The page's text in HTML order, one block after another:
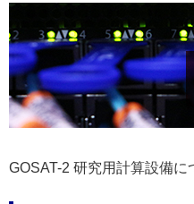
GOSAT-2 研究用計算設備に